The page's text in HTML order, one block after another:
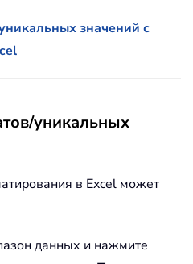
значений с
уникальных
в Excel может
данных и нажмите